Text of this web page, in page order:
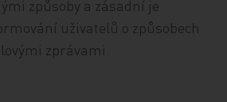
způsoby a zásadní je
uživatelů o způsobech
zprávami.